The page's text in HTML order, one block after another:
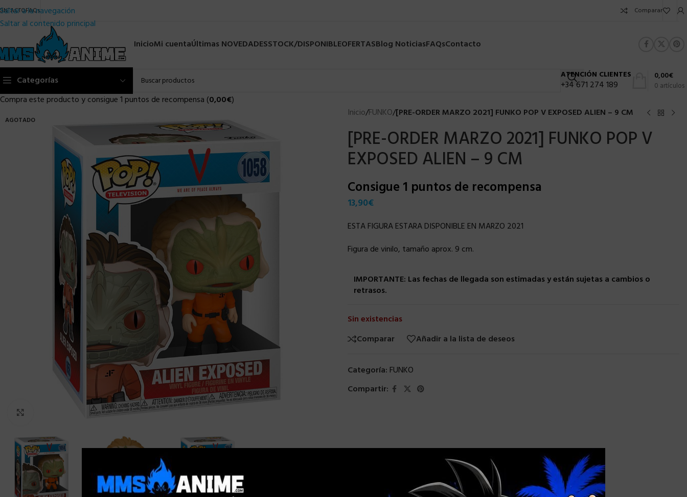
Saltar a la navegación
Saltar al contenido principal
FAQs Comparar
InicioMi cuentaÚltimas NOVEDADESSTOCK/DISPONIBLEOFERTASBlog NoticiasFAQsContacto
Categorías ATENCIÓN CLIENTES
+34 671 274 189 0 artículos
0,00€
Compra este producto y consigue 1 puntos de recompensa (0,00€)
AGOTADO
Clic para ampliar
Inicio/FUNKO/[PRE-ORDER MARZO 2021] FUNKO POP V EXPOSED ALIEN – 9 CM
[PRE-ORDER MARZO 2021] FUNKO POP V
EXPOSED ALIEN – 9 CM
Consigue 1 puntos de recompensa
13,90€
ESTA FIGURA ESTARA DISPONIBLE EN MARZO 2021
Figura de vinilo, tamaño aprox. 9 cm.
IMPORTANTE: Las fechas de llegada son estimadas y están sujetas a cambios o
retrasos.
Sin existencias
Comparar
Añadir a la lista de deseos
Categoría: FUNKO
Compartir: